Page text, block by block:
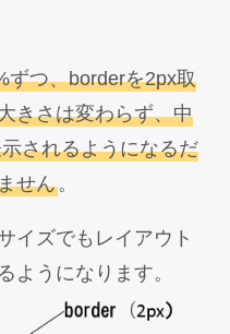
ずつ、borderを2px取
きさは変わらず、中
されるようになるだ
せん。
イズでもレイアウト
ようになります。